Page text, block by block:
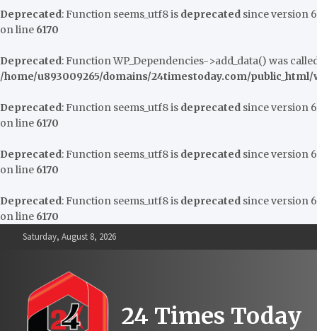
Deprecated: Function seems_utf8 is deprecated since version
on line 6170
Deprecated: Function WP_Dependencies->add_data() was
/home/u893009265/domains/24timestoday.com/
Deprecated: Function seems_utf8 is deprecated since version
on line 6170
Deprecated: Function seems_utf8 is deprecated since version
on line 6170
Deprecated: Function seems_utf8 is deprecated since version
on line 6170
Saturday, August 8, 2026
24 Times Today